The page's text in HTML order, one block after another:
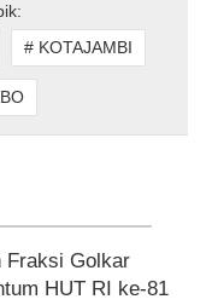
# KOTAJAMBI
Fraksi Golkar
HUT RI ke-81